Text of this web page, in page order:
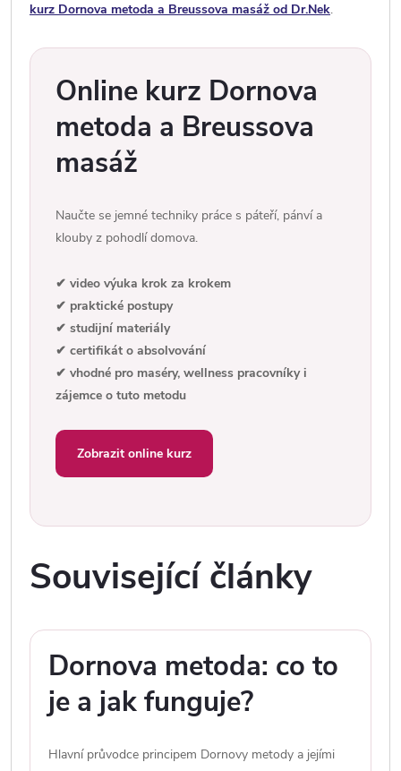
kurz Dornova metoda a Breussova masáž od Dr.Nek.
Online kurz Dornova
metoda a Breussova
masáž
Naučte se jemné techniky práce s páteří, pánví a
klouby z pohodlí domova.
✔ video výuka krok za krokem
✔ praktické postupy
✔ studijní materiály
✔ certifikát o absolvování
✔ vhodné pro maséry, wellness pracovníky i
zájemce o tuto metodu
Zobrazit online kurz
Související články
Dornova metoda: co to
je a jak funguje?
Hlavní průvodce principem Dornovy metody a jejími